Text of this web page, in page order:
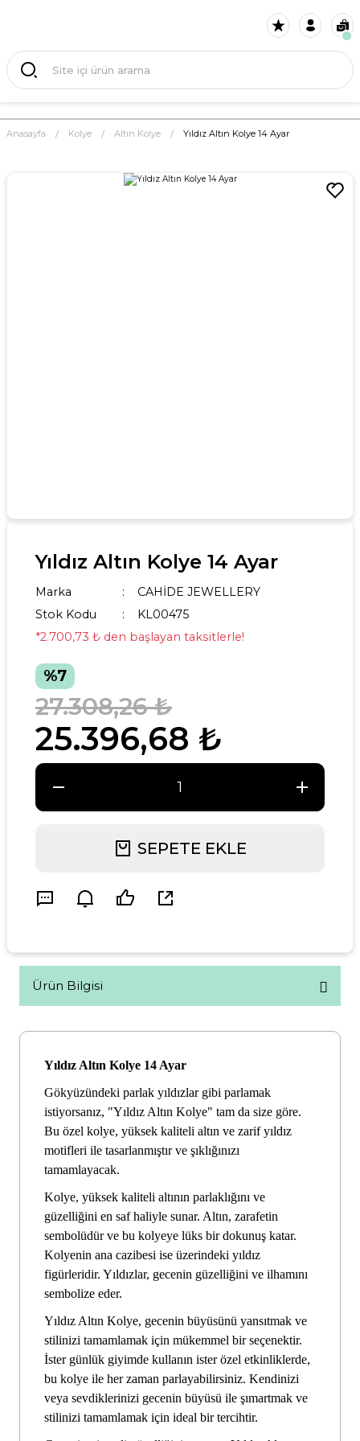
Anasayfa Kolye Altın Kolye Yıldız Altın Kolye 14 Ayar
Yıldız Altın Kolye 14 Ayar
Marka
CAHİDE JEWELLERY
Stok Kodu
KL00475
*2.700,73 ₺ den başlayan taksitlerle!
%7
25.396,68 ₺
27.308,26 ₺
SEPETE EKLE
Ürün Bilgisi
Yıldız Altın Kolye 14 Ayar
Gökyüzündeki parlak yıldızlar gibi parlamak
istiyorsanız, "Yıldız Altın Kolye" tam da size göre.
Bu özel kolye, yüksek kaliteli altın ve zarif yıldız
motifleri ile tasarlanmıştır ve şıklığınızı
tamamlayacak.
Kolye, yüksek kaliteli altının parlaklığını ve
güzelliğini en saf haliyle sunar. Altın, zarafetin
sembolüdür ve bu kolyeye lüks bir dokunuş katar.
Kolyenin ana cazibesi ise üzerindeki yıldız
figürleridir. Yıldızlar, gecenin güzelliğini ve ilhamını
sembolize eder.
Yıldız Altın Kolye, gecenin büyüsünü yansıtmak ve
stilinizi tamamlamak için mükemmel bir seçenektir.
İster günlük giyimde kullanın ister özel etkinliklerde,
bu kolye ile her zaman parlayabilirsiniz. Kendinizi
veya sevdiklerinizi gecenin büyüsü ile şımartmak ve
stilinizi tamamlamak için ideal bir tercihtir.